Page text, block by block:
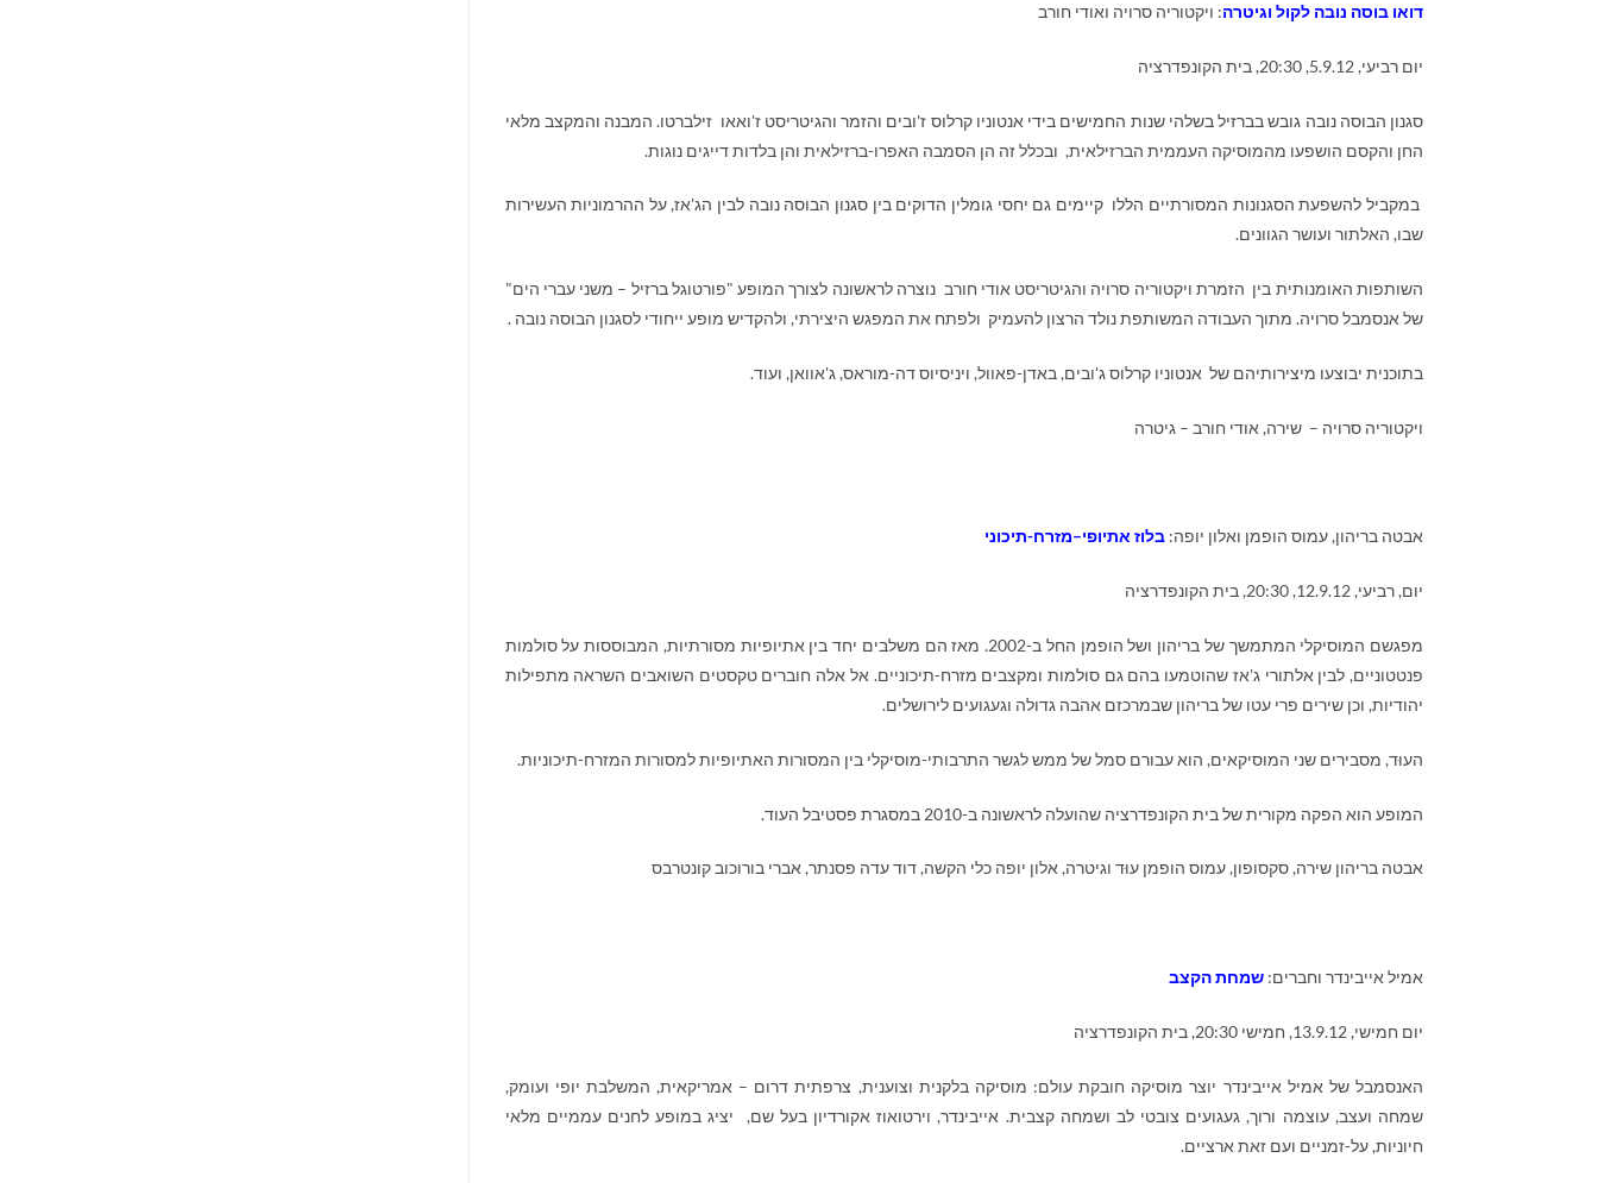
דואו בוסה נובה לקול וגיטרה: ויקטוריה סרויה ואודי חורב
יום רביעי, 5.9.12, 20:30, בית הקונפדרציה
סגנון הבוסה נובה גובש בברזיל בשלהי שנות החמישים בידי אנטוניו קרלוס ז'ובים והזמר והגיטריסט ז'ואאו זילברטו. המבנה והמקצב מלאי
החן והקסם הושפעו מהמוסיקה העממית הברזילאית, ובכלל זה הן הסמבה האפרו-ברזילאית והן בלדות דייגים נוגות.
במקביל להשפעת הסגנונות המסורתיים הללו קיימים גם יחסי גומלין הדוקים בין סגנון הבוסה נובה לבין הג'אז, על ההרמוניות העשירות
שבו, האלתור ועושר הגוונים.
השותפות האומנותית בין הזמרת ויקטוריה סרויה והגיטריסט אודי חורב נוצרה לראשונה לצורך המופע "פורטוגל ברזיל – משני עברי הים"
של אנסמבל סרויה. מתוך העבודה המשותפת נולד הרצון להעמיק ולפתח את המפגש היצירתי, ולהקדיש מופע ייחודי לסגנון הבוסה נובה .
בתוכנית יבוצעו מיצירותיהם של אנטוניו קרלוס ג'ובים, באדן-פאוול, ויניסיוס דה-מוראס, ג'אוואן, ועוד.
ויקטוריה סרויה – שירה, אודי חורב – גיטרה
אבטה בריהון, עמוס הופמן ואלון יופה: בלוז אתיופי–מזרח-תיכוני
יום, רביעי, 12.9.12, 20:30, בית הקונפדרציה
מפגשם המוסיקלי המתמשך של בריהון ושל הופמן החל ב-2002. מאז הם משלבים יחד בין אתיופיות מסורתיות, המבוססות על סולמות
פנטטוניים, לבין אלתורי ג'אז שהוטמעו בהם גם סולמות ומקצבים מזרח-תיכוניים. אל אלה חוברים טקסטים השואבים השראה מתפילות
יהודיות, וכן שירים פרי עטו של בריהון שבמרכזם אהבה גדולה וגעגועים לירושלים.
העוּד, מסבירים שני המוסיקאים, הוא עבורם סמל של ממש לגשר התרבותי-מוסיקלי בין המסורות האתיופיות למסורות המזרח-תיכוניות.
המופע הוא הפקה מקורית של בית הקונפדרציה שהועלה לראשונה ב-2010 במסגרת פסטיבל העוד.
אבטה בריהון שירה, סקסופון, עמוס הופמן עוּד וגיטרה, אלון יופה כלי הקשה, דוד עדה פסנתר, אברי בורוכוב קונטרבס
אמיל אייבינדר וחברים: שמחת הקצב
יום חמישי, 13.9.12, חמישי 20:30, בית הקונפדרציה
האנסמבל של אמיל אייבינדר יוצר מוסיקה חובקת עולם: מוסיקה בלקנית וצוענית, צרפתית דרום – אמריקאית, המשלבת יופי ועומק,
שמחה ועצב, עוצמה ורוך, געגועים צובטי לב ושמחה קצבית. אייבינדר, וירטואוז אקורדיון בעל שם, יציג במופע לחנים עממיים מלאי
חיוניות, על-זמניים ועם זאת ארציים.